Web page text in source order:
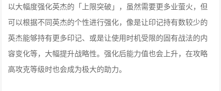
以大幅度强化英杰的「上限突破」，虽然需要更多业萤火，但
可以根据不同英杰的个性进行强化，像是让印记持有数较少的
英杰能够持有更多印记、或是让使用时机受限的固有战法的内
容变化等，大幅提升战略性。强化后能力值也会上升，在攻略
高攻克等级时也会成为极大的助力。